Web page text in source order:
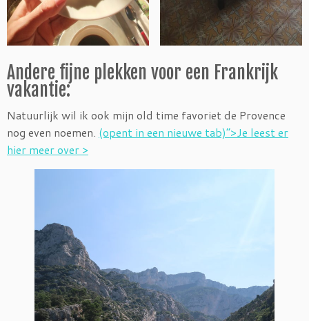
Andere fijne plekken voor een Frankrijk
vakantie:
Natuurlijk wil ik ook mijn old time favoriet de Provence
nog even noemen. (opent in een nieuwe tab)”>Je leest er
hier meer over >